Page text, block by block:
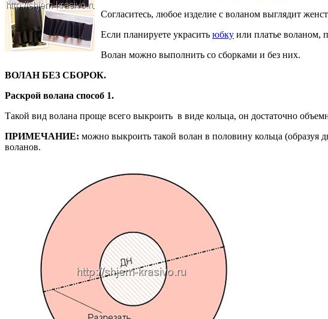
Согласитесь, любое изделие с воланом выглядит
Если планируете украсить юбку или платье воланом,
Волан можно выполнить со сборками и без них.
ВОЛАН БЕЗ СБОРОК.
Раскрой волана способ 1.
Такой вид волана проще всего выкроить в виде кольца, он достаточно
ПРИМЕЧАНИЕ: можно выкроить такой волан в половину кольца (образуя
воланов.